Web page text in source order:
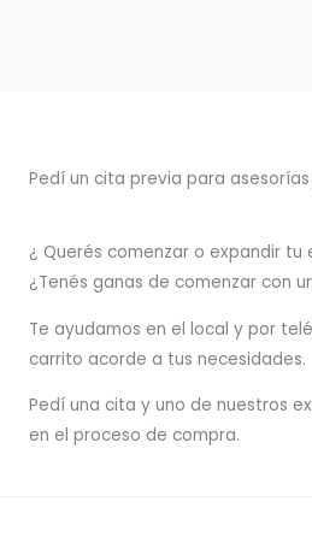
Pedí un cita previa para
¿ Querés comenzar o expandir tu
¿Tenés ganas de comenzar con
Te ayudamos en el local y por
carrito acorde a tus necesidades.
Pedí una cita y uno de nuestros
en el proceso de compra.